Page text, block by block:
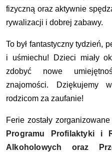
fizyczną oraz aktywnie
rywalizacji i dobrej zabawy.
To był fantastyczny tydzień,
i uśmiechu! Dzieci miały
zdobyć nowe
znajomości.
Dziękujemy
rodzicom za zaufanie!
Ferie zostały
Programu Profilaktyki i
Alkoholowych oraz